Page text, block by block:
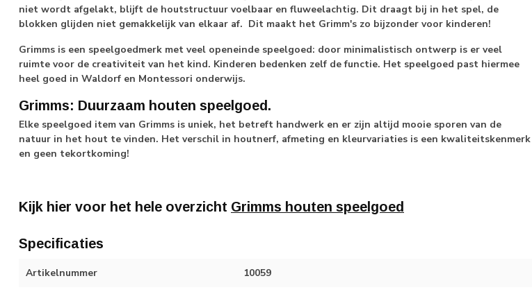
niet wordt afgelakt, blijft de houtstructuur voelbaar en fluweelachtig. Dit draagt bij in het spel, de
blokken glijden niet gemakkelijk van elkaar af. Dit maakt het Grimm's zo bijzonder voor kinderen!
Grimms is een speelgoedmerk met veel openeinde speelgoed: door minimalistisch ontwerp is er veel
ruimte voor de creativiteit van het kind. Kinderen bedenken zelf de functie. Het speelgoed past hiermee
heel goed in Waldorf en Montessori onderwijs.
Grimms: Duurzaam houten speelgoed.
Elke speelgoed item van Grimms is uniek, het betreft handwerk en er zijn altijd mooie sporen van de
natuur in het hout te vinden. Het verschil in houtnerf, afmeting en kleurvariaties is een kwaliteitskenmerk
en geen tekortkoming!
Kijk hier voor het hele overzicht Grimms houten speelgoed
Specificaties
Artikelnummer 10059